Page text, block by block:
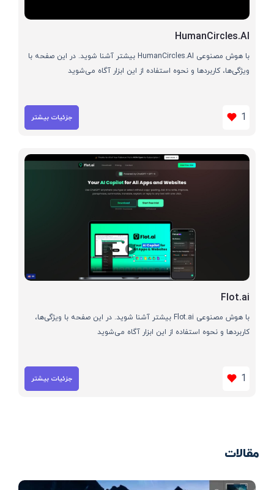
HumanCircles.AI
با هوش مصنوعی HumanCircles.AI بیشتر آشنا شوید. در این صفحه با
ویژگی‌ها، کاربردها و نحوه استفاده از این ابزار آگاه می‌شوید
1 جزئیات بیشتر
Flot.ai
با هوش مصنوعی Flot.ai بیشتر آشنا شوید. در این صفحه با ویژگی‌ها،
کاربردها و نحوه استفاده از این ابزار آگاه می‌شوید
1 جزئیات بیشتر
مقالات